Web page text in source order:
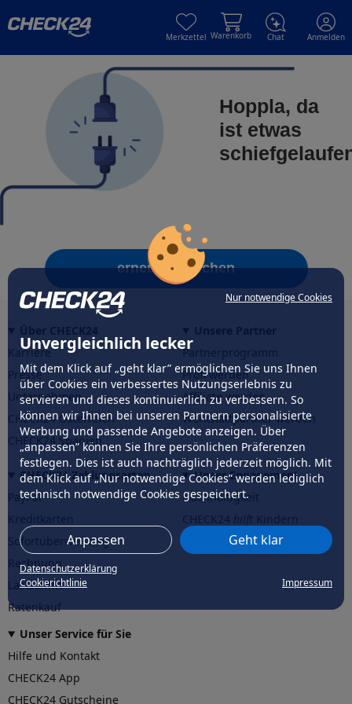
Nur notwendige Cookies
Unvergleichlich lecker
Mit dem Klick auf „geht klar” ermöglichen Sie uns Ihnen
über Cookies ein verbessertes Nutzungserlebnis zu
servieren und dieses kontinuierlich zu verbessern. So
können wir Ihnen bei unseren Partnern personalisierte
Werbung und passende Angebote anzeigen. Über
„anpassen” können Sie Ihre persönlichen Präferenzen
festlegen. Dies ist auch nachträglich jederzeit möglich. Mit
dem Klick auf „Nur notwendige Cookies” werden lediglich
technisch notwendige Cookies gespeichert.
Anpassen Geht klar
Datenschutzerklärung
Cookierichtlinie
Impressum
Merkzettel Warenkorb Chat Anmelden
Hoppla, da
ist etwas
erneut versuchen
Karriere
Presse
Unternehmen
CHECK24 Österreich
CHECK24 Spanien
Partnerprogramm
Profi werden
Affiliate werden
Werkstattpartner werden
CHECK24 Zahlungsarten
PayPal
Sofortüberweisung
Rechnung
Lastschrift
Ratenkauf
Unser Engagement
Nachhaltigkeit
CHECK24hilftder Natur
Unser Service für Sie
Hilfe und Kontakt
CHECK24 App
CHECK24 Gutscheine